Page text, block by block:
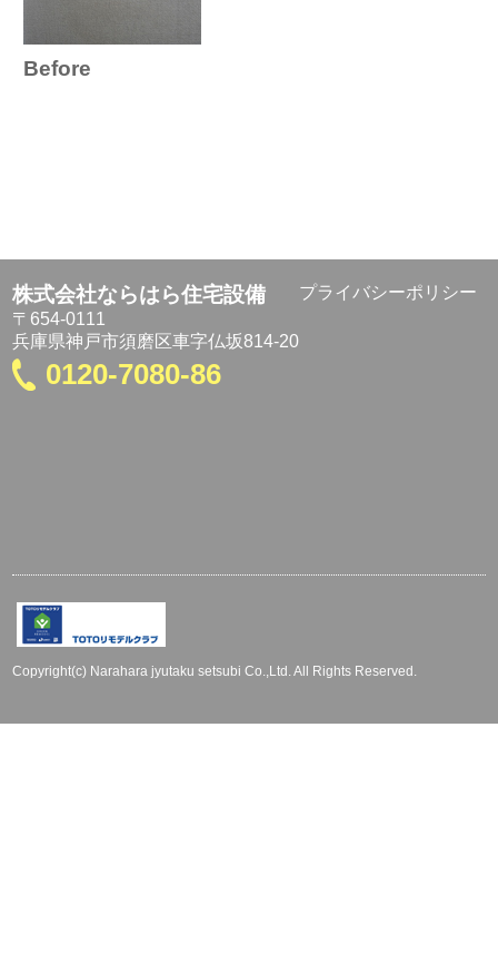
Before
株式会社ならはら住宅設備
〒654-0111
兵庫県神戸市須磨区車字仏坂814-20
0120-7080-86
プライバシーポリシー
Copyright(c) Narahara jyutaku setsubi Co.,Ltd. All Rights Reserved.